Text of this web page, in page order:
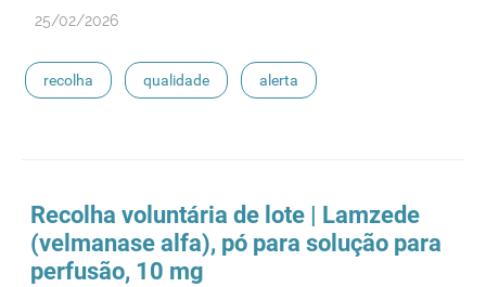
25/02/2026
recolha qualidade alerta
Recolha voluntária de lote | Lamzede
(velmanase alfa), pó para solução para
perfusão, 10 mg